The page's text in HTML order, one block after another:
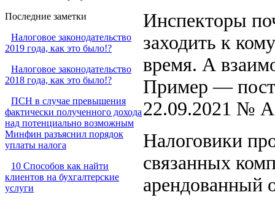
Последние заметки
Налоговое законодательство
2019 года, как это было!?
Налоговое законодательство
2018 года, как это было!?
ПСН в случае превышения
фактически полученного дохода
над потенциально возможным
Минфин разъяснил порядок
уплаты налога
10 Способов как найти
клиентов на бухгалтерские
услуги
Инспекторы
заходить к
время. А
Пример —
22.09.2021 №
Налоговики
связанных
арендованный